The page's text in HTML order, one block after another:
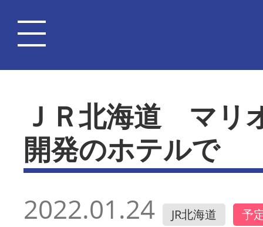
ＪＲ北海道 マリ
開発のホテルで
2022.01.24 JR北海道 予